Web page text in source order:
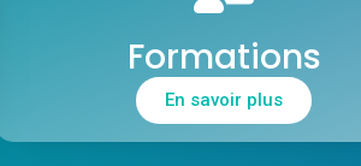
Formations
En savoir plus